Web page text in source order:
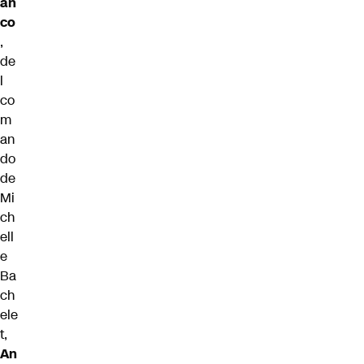
co
,
de
l
co
m
an
do
de
Mi
ch
ell
e
Ba
ch
ele
t,
An